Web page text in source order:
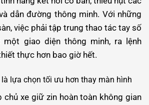
dẫn đường thông minh. Với những
việc phải tập trung thao tác tay số
một giao diện thông minh, ra lệnh
thực hơn bao giờ hết.
lựa chọn tối ưu hơn thay màn hình
chủ xe giữ zin hoàn toàn không gian